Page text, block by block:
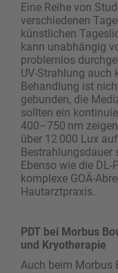
Eine Reihe von
verschiedenen
künstlichen
kann unabhängig
problemlos
UV-Strahlung auch
Behandlung ist
gebunden, die
sollten ein
400–750 nm
über 12 000 Lux
Bestrahlungsdauer
Ebenso wie die
komplexe GOÄ-
Hautarztpraxis.
PDT bei Morbus
und Kryotherapie
Auch beim Morbus